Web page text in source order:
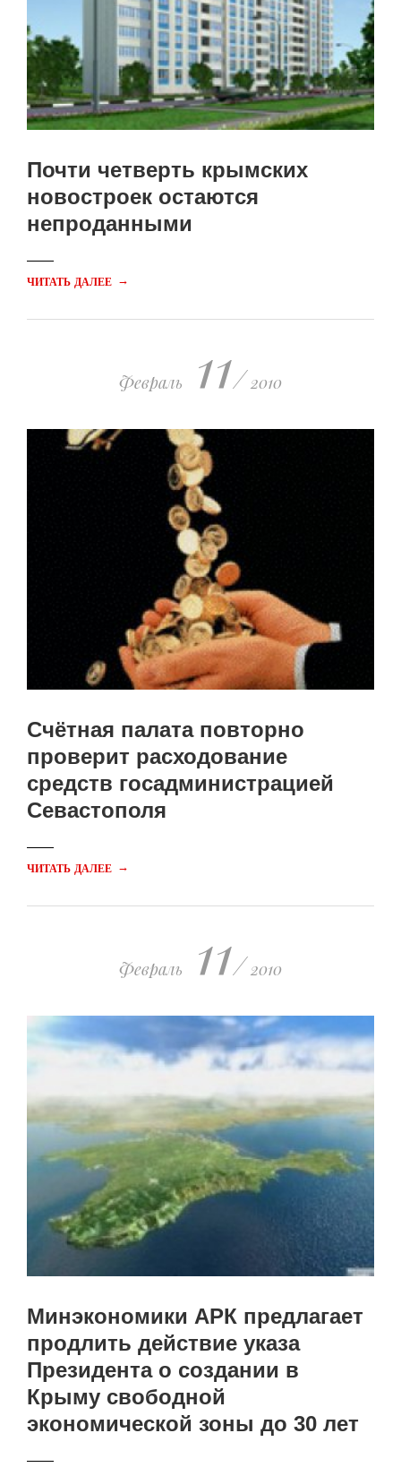
Почти четверть крымских
новостроек остаются
непроданными
ЧИТАТЬ ДАЛЕЕ →
Февраль 11/ 2010
Счётная палата повторно
проверит расходование
средств госадминистрацией
Севастополя
ЧИТАТЬ ДАЛЕЕ →
Февраль 11/ 2010
Минэкономики АРК предлагает
продлить действие указа
Президента о создании в
Крыму свободной
экономической зоны до 30 лет